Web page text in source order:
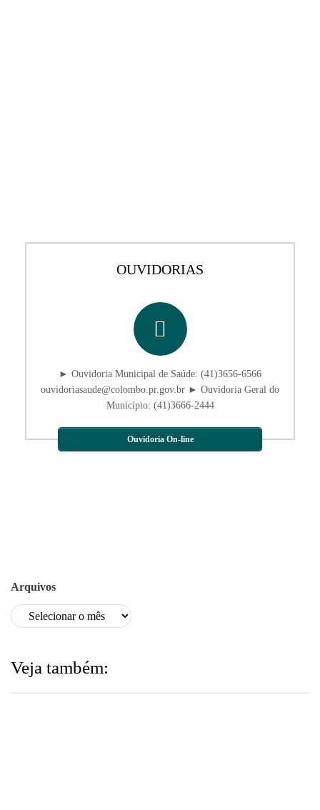
OUVIDORIAS
► Ouvidoria Municipal de Saúde: (41)3656-6566
ouvidoriasaude@colombo.pr.gov.br ► Ouvidoria Geral do
Município: (41)3666-2444
Ouvidoria On-line
Arquivos
Veja também: